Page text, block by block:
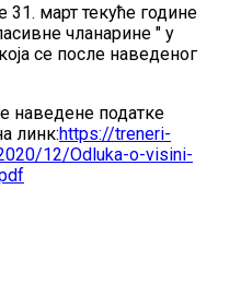
31. март текуће године
чланарине " у
се после наведеног
наведене податке
линк:https://treneri-
12/Odluka-o-visini-